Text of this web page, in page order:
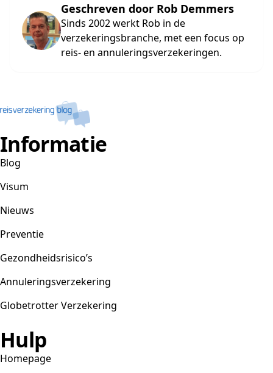
Geschreven door Rob Demmers
Sinds 2002 werkt Rob in de
verzekeringsbranche, met een focus op
reis- en annuleringsverzekeringen.
Informatie
Blog
Visum
Nieuws
Preventie
Gezondheidsrisico’s
Annuleringsverzekering
Globetrotter Verzekering
Hulp
Homepage